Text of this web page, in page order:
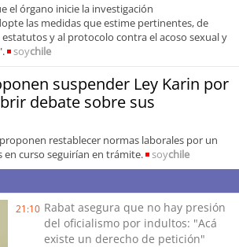
el órgano inicie la investigación
las medidas que estime pertinentes, de
y al protocolo contra el acoso sexual y
soychile
suspender Ley Karin por
debate sobre sus
restablecer normas laborales por un
en curso seguirían en trámite.
soychile
21:10 Rabat asegura que no hay presión
del oficialismo por indultos: "Acá
existe un derecho de petición"